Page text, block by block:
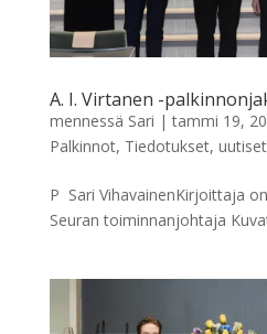
A. I. Virtanen -
mennessä Sari |tammi 19,
Palkinnot, Tiedotukset, uutiset
P ​ Sari VihavainenKirjoittaja
Seuran toiminnanjohtaja